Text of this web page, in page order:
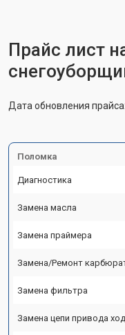
Прайс лист
Дата обновления
Поломка
Диагностика
Замена масла
Замена праймера
Замена/Pемонт
Замена фильтра
Замена цепи привода